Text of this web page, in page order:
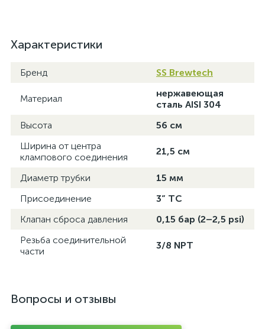
Характеристики
Бренд SS Brewtech
Материал
нержавеющая
сталь AISI 304
Высота
56 см
Ширина от центра
клампового соединения
21,5 см
Диаметр трубки
15 мм
Присоединение
3” TC
Клапан сброса давления
0,15 бар (2–2,5 psi)
Резьба соединительной
части
3/8 NPT
Вопросы и отзывы